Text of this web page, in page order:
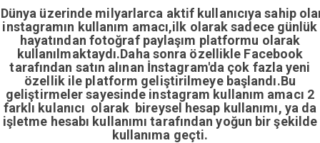
üzerinde milyarlarca aktif kullanıcıya sahip
instagramın kullanım amacı,ilk olarak sadece günlük
hayatından fotoğraf paylaşım platformu olarak
kullanılmaktaydı.Daha sonra özellikle Facebook
tarafından satın alınan İnstagram'da çok fazla yeni
özellik ile platform geliştirilmeye başlandı.Bu
geliştirmeler sayesinde instagram kullanım amacı 2
farklı kulanıcı olarak bireysel hesap kullanımı, ya da
işletme hesabı kullanımı tarafından yoğun bir şekilde
kullanıma geçti.